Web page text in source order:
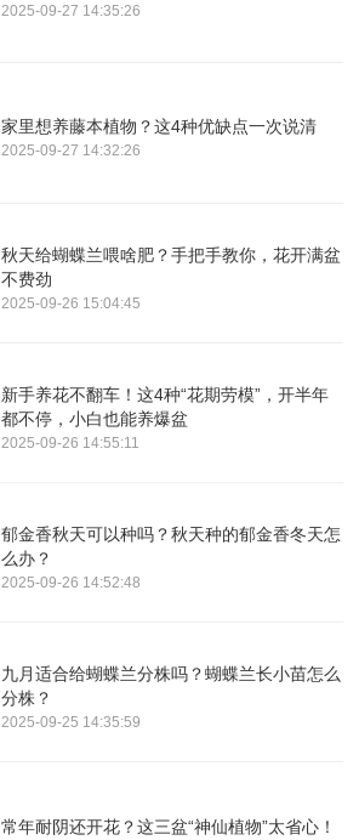
2025-09-27 14:35:26
家里想养藤本植物？这4种优缺点一次说清
2025-09-27 14:32:26
秋天给蝴蝶兰喂啥肥？手把手教你，花开满盆
不费劲
2025-09-26 15:04:45
新手养花不翻车！这4种“花期劳模”，开半年
都不停，小白也能养爆盆
2025-09-26 14:55:11
郁金香秋天可以种吗？秋天种的郁金香冬天怎
么办？
2025-09-26 14:52:48
九月适合给蝴蝶兰分株吗？蝴蝶兰长小苗怎么
分株？
2025-09-25 14:35:59
常年耐阴还开花？这三盆“神仙植物”太省心！